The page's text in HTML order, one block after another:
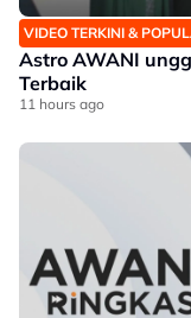
VIDEO TERKINI &
Astro AWANI
Terbaik
11 hours ago